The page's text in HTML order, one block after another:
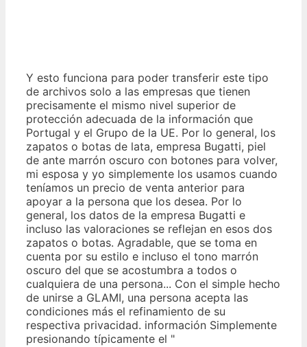
Y esto funciona para poder transferir este tipo
de archivos solo a las empresas que tienen
precisamente el mismo nivel superior de
protección adecuada de la información que
Portugal y el Grupo de la UE. Por lo general, los
zapatos o botas de lata, empresa Bugatti, piel
de ante marrón oscuro con botones para volver,
mi esposa y yo simplemente los usamos cuando
teníamos un precio de venta anterior para
apoyar a la persona que los desea. Por lo
general, los datos de la empresa Bugatti e
incluso las valoraciones se reflejan en esos dos
zapatos o botas. Agradable, que se toma en
cuenta por su estilo e incluso el tono marrón
oscuro del que se acostumbra a todos o
cualquiera de una persona... Con el simple hecho
de unirse a GLAMI, una persona acepta las
condiciones más el refinamiento de su
respectiva privacidad. información Simplemente
presionando típicamente el "